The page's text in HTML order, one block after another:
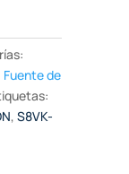
Fuente de
,S8VK-